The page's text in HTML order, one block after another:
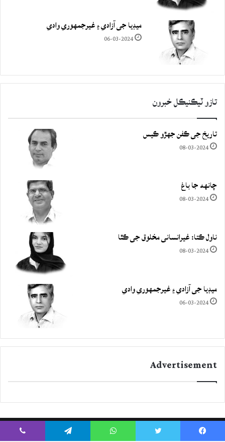
ميڊيا جي آزادي ۽ غيرجمھوري وادي
06-03-2024
تازو ٽيڪنيڪل خبرون
تاريخ جي ڪفن جھڙو ڪيس
08-03-2024
چانهه جا باغ
08-03-2024
ناول ڪتا: غيرانساني مخلوق جي ڪٿا
08-03-2024
ميڊيا جي آزادي ۽ غيرجمھوري وادي
06-03-2024
Advertisement